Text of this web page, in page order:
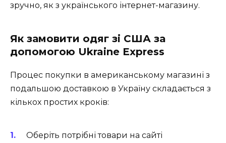
зручно, як з українського інтернет-магазину.
Як замовити одяг зі США за
допомогою Ukraine Express
Процес покупки в американському магазині з
подальшою доставкою в Україну складається з
кількох простих кроків:
Оберіть потрібні товари на сайті